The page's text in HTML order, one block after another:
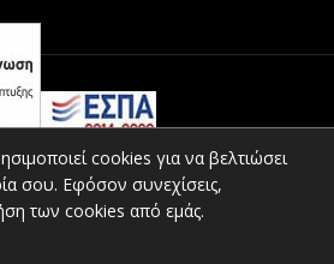
cookies για να βελτιώσει
σου. Εφόσον συνεχίσεις,
των cookies από εμάς.